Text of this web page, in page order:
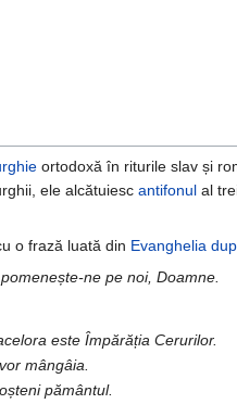
ortodoxă în riturile slav și
ele alcătuiesc antifonul al
o frază luată din Evanghelia
ne pe noi, Doamne.
este Împărăția Cerurilor.
mângâia.
pământul.